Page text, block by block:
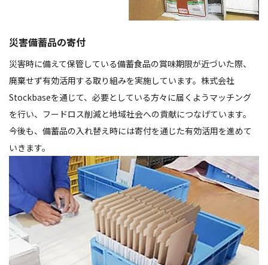
災害備蓄品の寄付
災害時に備えて保管している備蓄食品の賞味期限が近づいた際、
廃棄せず有効活用する取り組みを実施しています。株式会社
Stockbaseを通じて、必要としている方々に届くようマッチング
を行い、フードロス削減と地域社会への貢献につなげています。
今後も、備蓄品の入れ替え時には寄付を通じた有効活用を進めて
いきます。